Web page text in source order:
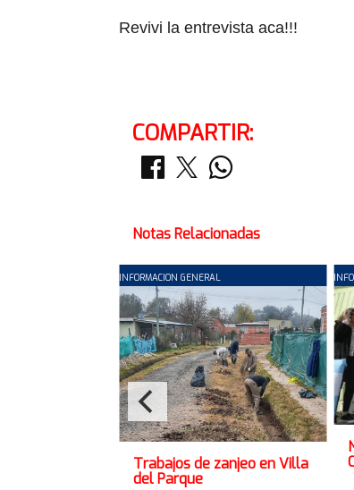
Revivi la entrevista aca!!!
COMPARTIR:
Notas Relacionadas
INFORMACION GENERAL
Trabajos de zanjeo en Villa
del Parque